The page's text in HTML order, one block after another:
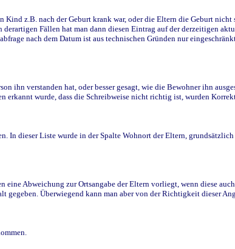
z.B. nach der Geburt krank war, oder die Eltern die Geburt
Fällen hat man dann diesen Eintrag auf der derzeitigen
nach dem Datum ist aus technischen Gründen nur
verstanden hat, oder besser gesagt, wie die Bewohner ihn
wurde, dass die Schreibweise nicht richtig ist, wurden
dieser Liste wurde in der Spalte Wohnort der Eltern, grundsätzlich
Abweichung zur Ortsangabe der Eltern vorliegt, wenn diese
Überwiegend kann man aber von der Richtigkeit dieser